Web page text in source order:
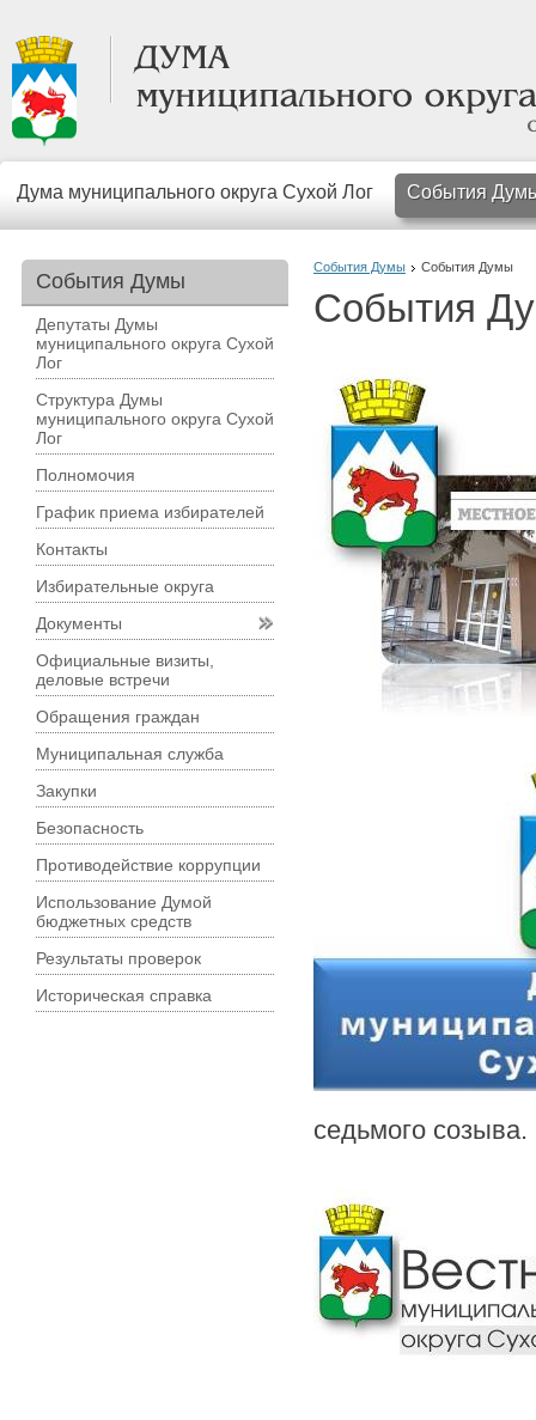
Дума муниципального округа Сухой Лог События
События Думы События Думы
События
седьмого созыва.
События Думы
Депутаты Думы
муниципального округа Сухой
Лог
Структура Думы
муниципального округа Сухой
Лог
Полномочия
График приема избирателей
Контакты
Избирательные округа
Документы
Официальные визиты,
деловые встречи
Обращения граждан
Муниципальная служба
Закупки
Безопасность
Противодействие коррупции
Использование Думой
бюджетных средств
Результаты проверок
Историческая справка